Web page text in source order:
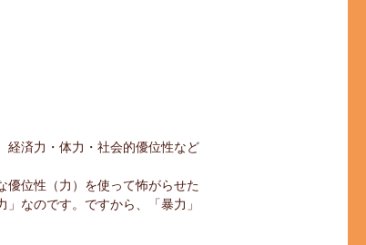
経済力・体力・社会的優位性など
優位性（力）を使って怖がらせた
なのです。ですから、「暴力」